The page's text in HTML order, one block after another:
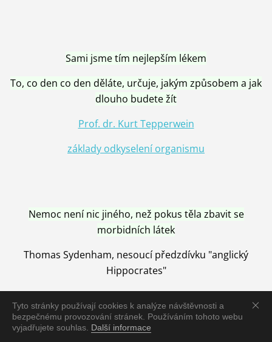
Tyto stránky používají cookies k analýze návštěvnosti a
bezpečnému provozování stránek. Používáním tohoto webu
vyjadřujete souhlas. Další informace
Sami jsme tím nejlepším lékem
To, co den co den děláte, určuje, jakým způsobem a jak
dlouho budete žít
Prof. dr. Kurt Tepperwein
základy odkyselení organismu
Nemoc není nic jiného, než pokus těla zbavit se
morbidních látek
Thomas Sydenham, nesoucí předzdívku "anglický
Hippocrates"
Nemoc je vyléčena jen pomocí Přírody, neutralizací a